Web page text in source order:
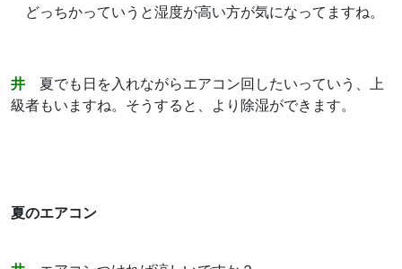
どっちかっていうと湿度が高い方が気になってますね。
井 夏でも日を入れながらエアコン回したいっていう、上
級者もいますね。そうすると、より除湿ができます。
夏のエアコン